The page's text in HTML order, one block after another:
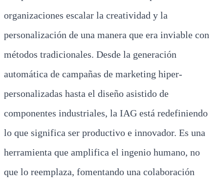
organizaciones escalar la creatividad y la
personalización de una manera que era inviable con
métodos tradicionales. Desde la generación
automática de campañas de marketing hiper-
personalizadas hasta el diseño asistido de
componentes industriales, la IAG está redefiniendo
lo que significa ser productivo e innovador. Es una
herramienta que amplifica el ingenio humano, no
que lo reemplaza, fomentando una colaboración